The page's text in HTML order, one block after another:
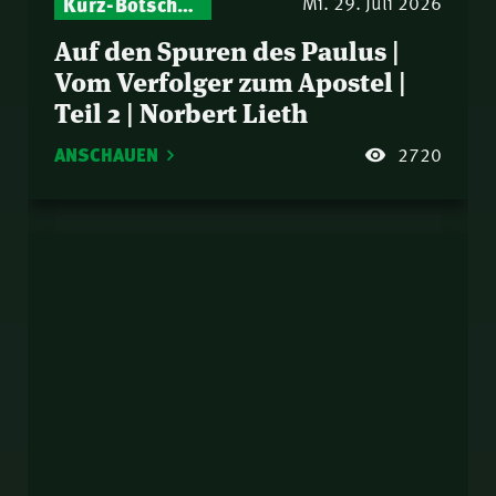
Auf den Spuren des Paulus |
Vom Verfolger zum Apostel |
Teil 2 | Norbert Lieth
ANSCHAUEN 2720